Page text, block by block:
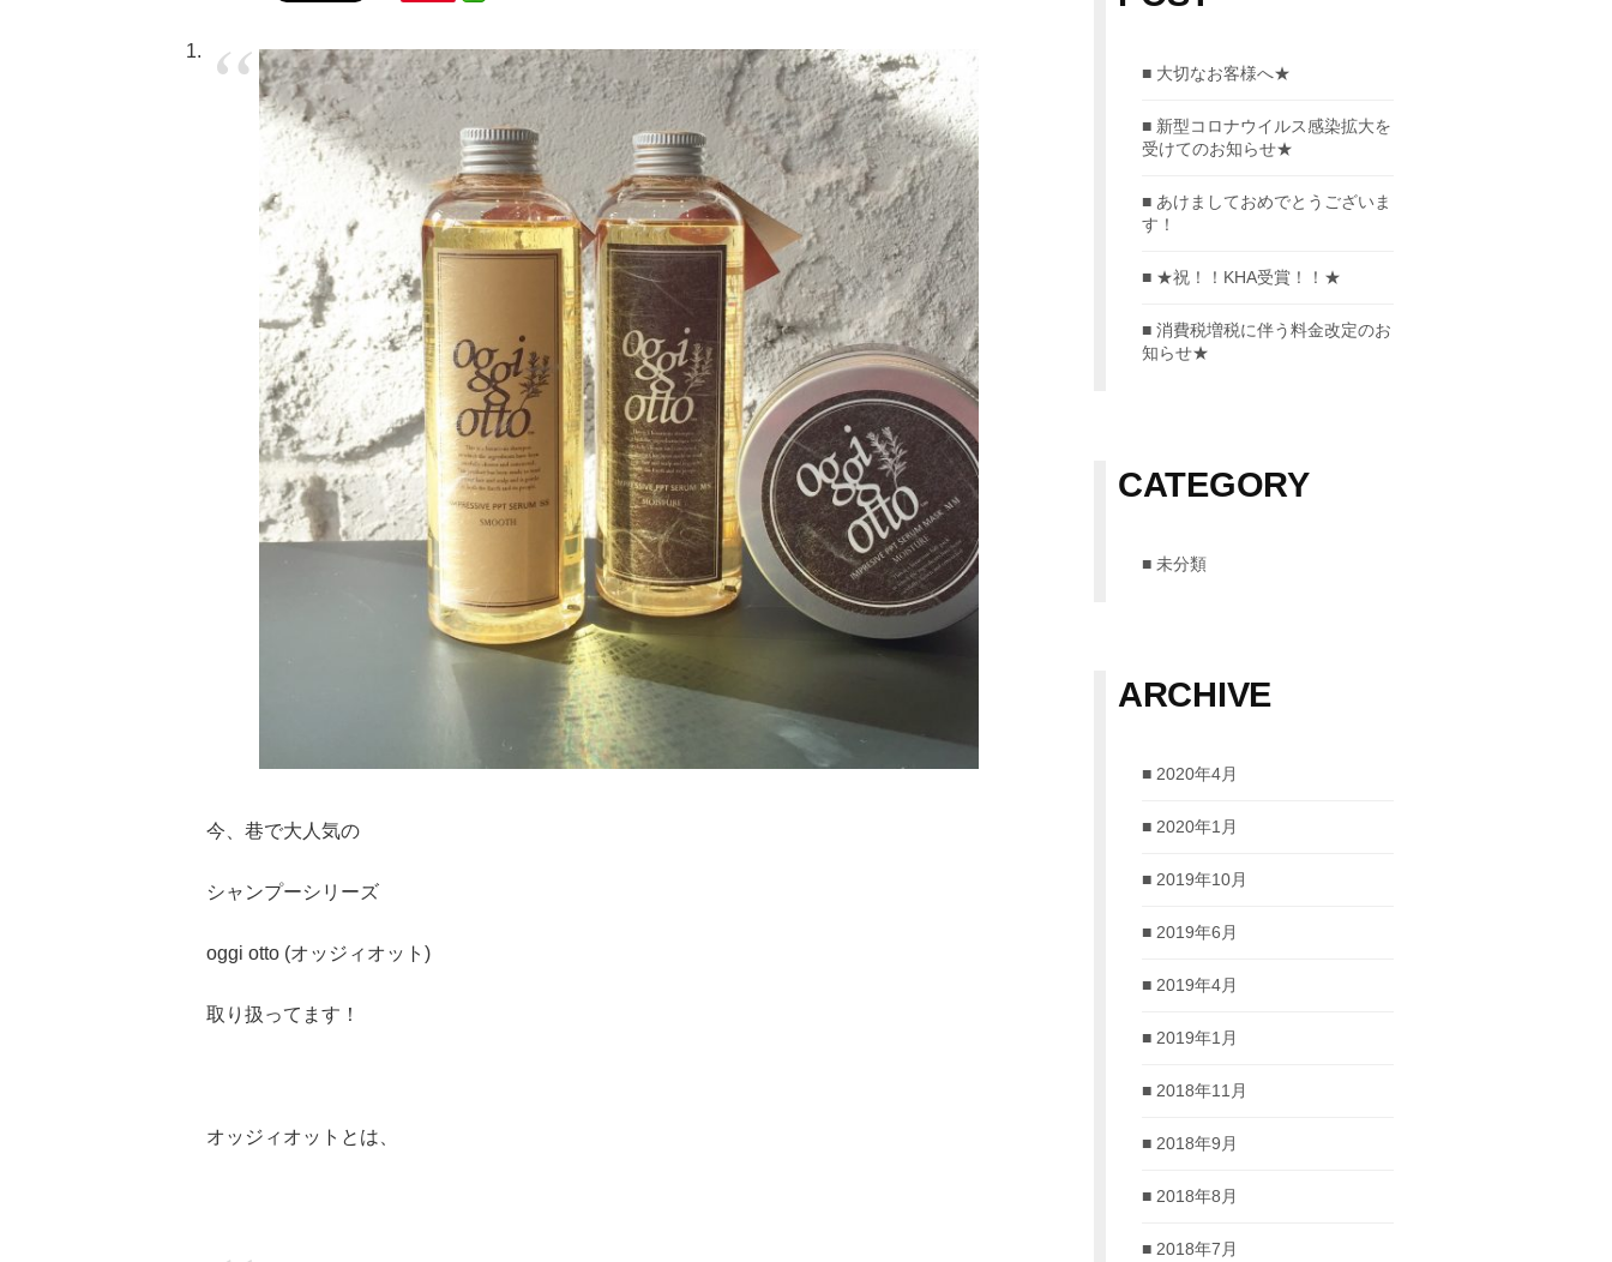
今、巷で大人気の
シャンプーシリーズ
oggi otto (オッジィオット)
取り扱ってます！
オッジィオットとは、
大切なお客様へ★
新型コロナウイルス感染拡大を
受けてのお知らせ★
あけましておめでとうございま
す！
★祝！！KHA受賞！！★
消費税増税に伴う料金改定のお
知らせ★
CATEGORY
未分類
ARCHIVE
2020年4月
2020年1月
2019年10月
2019年6月
2019年4月
2019年1月
2018年11月
2018年9月
2018年8月
2018年7月